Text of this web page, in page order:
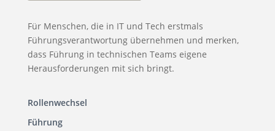
Für Menschen, die in IT und Tech erstmals
Führungsverantwortung übernehmen und merken,
dass Führung in technischen Teams eigene
Herausforderungen mit sich bringt.
Rollenwechsel
Führung